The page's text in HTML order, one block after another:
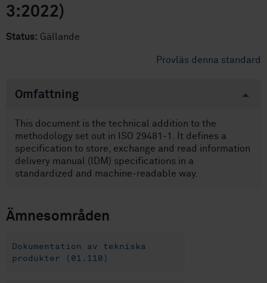
3:2022)
Status: Gällande
Provläs denna standard
Omfattning
This document is the technical addition to the
methodology set out in ISO 29481-1. It defines a
specification to store, exchange and read information
delivery manual (IDM) specifications in a
standardized and machine-readable way.
Ämnesområden
Dokumentation av tekniska
produkter (01.110)